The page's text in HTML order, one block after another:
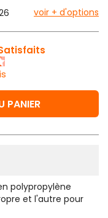
voir + d'options
PANIER
polypropylène
et l'autre pour